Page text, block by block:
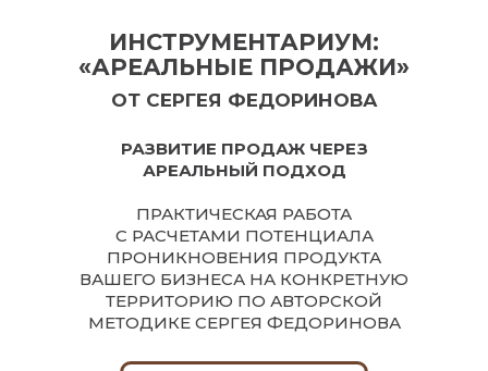
РАЗВИТИЕ ПРОДАЖ ЧЕРЕЗ
АРЕАЛЬНЫЙ ПОДХОД
ПРАКТИЧЕСКАЯ РАБОТА
С РАСЧЕТАМИ ПОТЕНЦИАЛА
ПРОНИКНОВЕНИЯ ПРОДУКТА
ВАШЕГО БИЗНЕСА НА КОНКРЕТНУЮ
ТЕРРИТОРИЮ ПО АВТОРСКОЙ
МЕТОДИКЕ СЕРГЕЯ ФЕДОРИНОВА
ИНСТРУМЕНТАРИУМ:
«АРЕАЛЬНЫЕ ПРОДАЖИ»
ОТ СЕРГЕЯ ФЕДОРИНОВА